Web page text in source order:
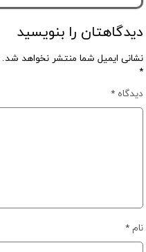
دیدگاهتان را بنویسید
نشانی ایمیل شما منتشر نخواهد شد.
*
دیدگاه*
نام*